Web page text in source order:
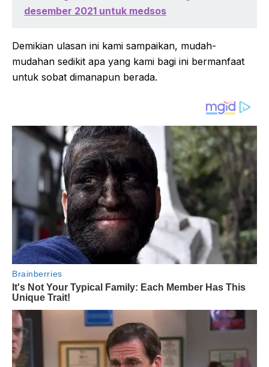
desember 2021 untuk medsos
Demikian ulasan ini kami sampaikan, mudah-
mudahan sedikit apa yang kami bagi ini bermanfaat
untuk sobat dimanapun berada.